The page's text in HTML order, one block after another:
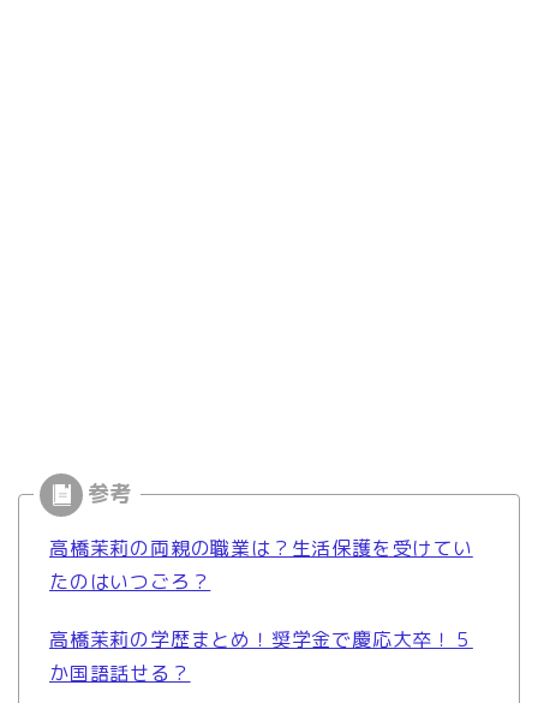
高橋茉莉の両親の職業は？生活保護を受けてい
たのはいつごろ？
高橋茉莉の学歴まとめ！奨学金で慶応大卒！５
か国語話せる？